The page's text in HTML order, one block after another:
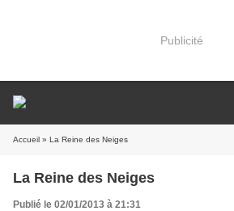
Publicité
Accueil » La Reine des Neiges
La Reine des Neiges
Publié le 02/01/2013 à 21:31